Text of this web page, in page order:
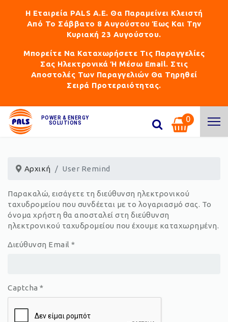
Η Εταιρεία PALS Α.Ε. Θα Παραμείνει Κλειστή
Από Το Σάββατο 8 Αυγούστου Έως Και Την
Κυριακή 23 Αυγούστου.
Μπορείτε Να Καταχωρήσετε Τις Παραγγελίες
Σας Ηλεκτρονικά Ή Μέσω Email. Στις
Αποστολές Των Παραγγελιών Θα Τηρηθεί
Σειρά Προτεραιότητας.
POWER & ENERGY
SOLUTIONS
0
Αρχική User Remind
Παρακαλώ, εισάγετε τη διεύθυνση ηλεκτρονικού
ταχυδρομείου που συνδέεται με το λογαριασμό σας. Το
όνομα χρήστη θα αποσταλεί στη διεύθυνση
ηλεκτρονικού ταχυδρομείου που έχουμε καταχωρημένη.
Διεύθυνση Email *
Captcha *